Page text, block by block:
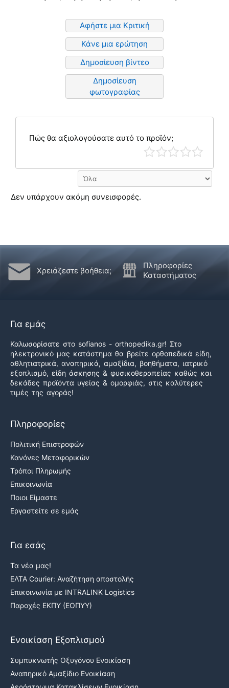
Αφήστε μια Κριτική
Κάνε μια ερώτηση
Δημοσίευση βίντεο
Δημοσίευση
φωτογραφίας
Πώς θα αξιολογούσατε αυτό το προϊόν;
Δεν υπάρχουν ακόμη συνεισφορές.
Χρειάζεστε βοήθεια;
Πληροφορίες
Καταστήματος
Για εμάς
Καλωσορίσατε στο sofianos - orthopedika.gr! Στο
ηλεκτρονικό μας κατάστημα θα βρείτε ορθοπεδικά είδη,
αθλητιατρικά, αναπηρικά, αμαξίδια, βοηθήματα, ιατρικό
εξοπλισμό, είδη άσκησης & φυσικοθεραπείας καθώς και
δεκάδες προϊόντα υγείας & ομορφιάς, στις καλύτερες
τιμές της αγοράς!
Πληροφορίες
Πολιτική Επιστροφών
Κανόνες Μεταφορικών
Τρόποι Πληρωμής
Επικοινωνία
Ποιοι Είμαστε
Εργαστείτε σε εμάς
Για εσάς
Τα νέα μας!
ΕΛΤΑ Courier: Αναζήτηση αποστολής
Επικοινωνία με INTRALINK Logistics
Παροχές ΕΚΠΥ (ΕΟΠΥΥ)
Ενοικίαση Εξοπλισμού
Συμπυκνωτής Οξυγόνου Ενοικίαση
Αναπηρικό Αμαξίδιο Ενοικίαση